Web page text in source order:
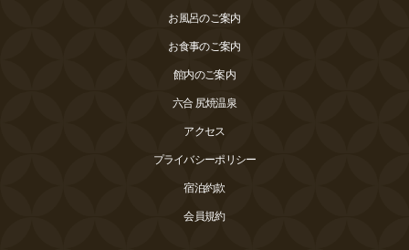
お風呂のご案内
お食事のご案内
館内のご案内
六合 尻焼温泉
アクセス
プライバシーポリシー
宿泊約款
会員規約